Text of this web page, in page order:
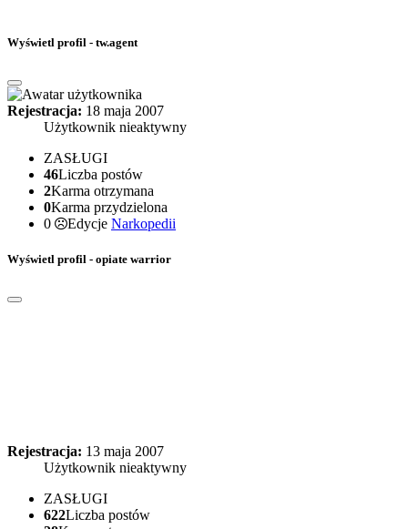
Wyświetl profil - tw.agent
Rejestracja: 18 maja 2007
Użytkownik nieaktywny
ZASŁUGI
46Liczba postów
2Karma otrzymana
0Karma przydzielona
0
Edycje Narkopedii
Wyświetl profil - opiate warrior
Rejestracja: 13 maja 2007
Użytkownik nieaktywny
ZASŁUGI
622Liczba postów